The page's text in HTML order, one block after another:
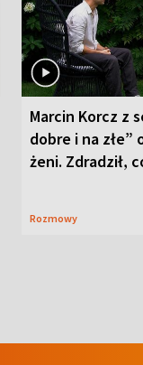
Marcin Korcz z
dobre i na złe”
żeni. Zdradził,
Rozmowy